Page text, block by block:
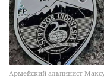
Армейский альпинист